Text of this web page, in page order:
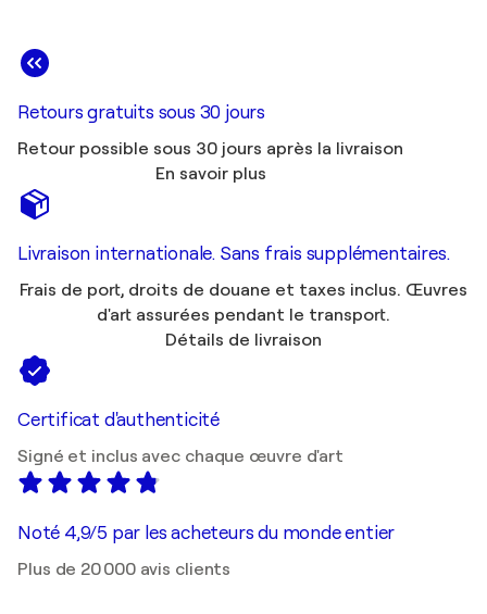
Retours gratuits sous 30 jours
Retour possible sous 30 jours après la livraison
En savoir plus
Livraison internationale. Sans frais supplémentaires.
Frais de port, droits de douane et taxes inclus. Œuvres
d'art assurées pendant le transport.
Détails de livraison
Certificat d'authenticité
Signé et inclus avec chaque œuvre d'art
Noté 4,9/5 par les acheteurs du monde entier
Plus de 20 000 avis clients